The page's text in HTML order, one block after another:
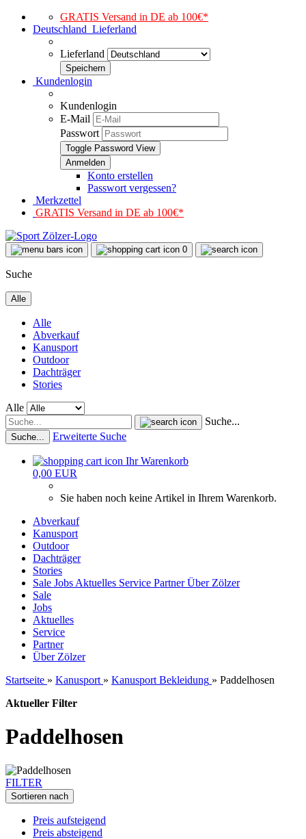
GRATIS Versand in DE ab 100€*
Deutschland Lieferland
Lieferland
Kundenlogin
Kundenlogin
E-Mail
Passwort
Toggle Password View
Konto erstellen
Passwort vergessen?
Merkzettel
GRATIS Versand in DE ab 100€*
0
Suche
Alle
Alle
Abverkauf
Kanusport
Outdoor
Dachträger
Stories
Alle
Suche...
Suche... Erweiterte Suche
Ihr Warenkorb
0,00 EUR
Sie haben noch keine Artikel in Ihrem Warenkorb.
Abverkauf
Kanusport
Outdoor
Dachträger
Stories
Sale Jobs Aktuelles Service PartnerÜber Zölzer
Sale
Jobs
Aktuelles
Service
Partner
Über Zölzer
Startseite » Kanusport » Kanusport Bekleidung » Paddelhosen
Aktueller Filter
Paddelhosen
FILTER
Sortieren nach
Preis aufsteigend
Preis absteigend